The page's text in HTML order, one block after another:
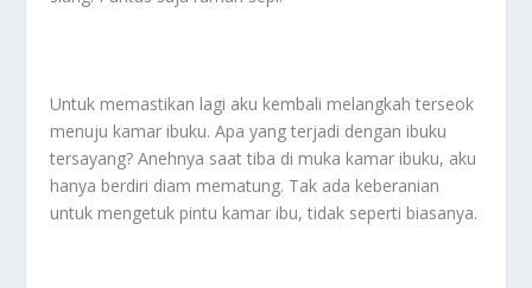
Untuk memastikan lagi aku kembali melangkah terseok
menuju kamar ibuku. Apa yang terjadi dengan ibuku
tersayang? Anehnya saat tiba di muka kamar ibuku, aku
hanya berdiri diam mematung. Tak ada keberanian
untuk mengetuk pintu kamar ibu, tidak seperti biasanya.